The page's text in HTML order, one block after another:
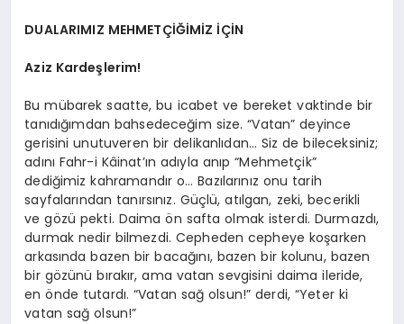
DUALARIMIZ MEHMETÇİĞİMİZ İÇİN
Aziz Kardeşlerim!
Bu mübarek saatte, bu icabet ve bereket vaktinde bir
tanıdığımdan bahsedeceğim size. “Vatan” deyince
gerisini unutuveren bir delikanlıdan… Siz de bileceksiniz;
adını Fahr-i Kâinat’ın adıyla anıp “Mehmetçik”
dediğimiz kahramandır o… Bazılarınız onu tarih
sayfalarından tanırsınız. Güçlü, atılgan, zeki, becerikli
ve gözü pekti. Daima ön safta olmak isterdi. Durmazdı,
durmak nedir bilmezdi. Cepheden cepheye koşarken
arkasında bazen bir bacağını, bazen bir kolunu, bazen
bir gözünü bırakır, ama vatan sevgisini daima ileride,
en önde tutardı. “Vatan sağ olsun!” derdi, “Yeter ki
vatan sağ olsun!”